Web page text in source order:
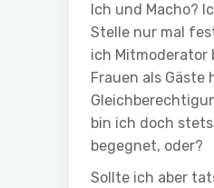
Ich und Macho?
Stelle nur mal
ich Mitmoderator
Frauen als Gäste
bin ich doch
begegnet, oder?
Sollte ich aber